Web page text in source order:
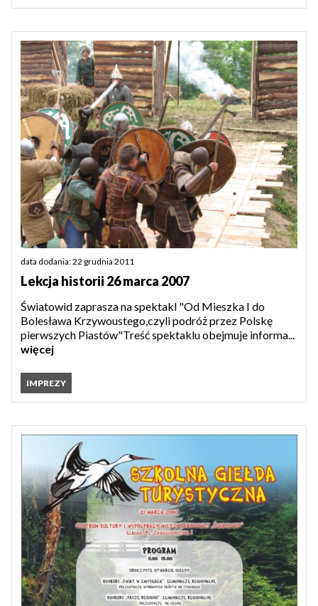
data dodania: 22 grudnia 2011
Lekcja historii 26 marca 2007
Światowid zaprasza na spektakl "Od Mieszka I do
Bolesława Krzywoustego,czyli podróż przez Polskę
pierwszych Piastów"Treść spektaklu obejmuje informa...
więcej
IMPREZY